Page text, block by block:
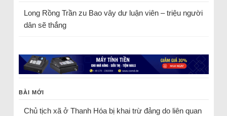
Long Rồng Trầnzu Bao vây dư luận viên – triệu người
dân sẽ thắng
BÀI MỚI
Chủ tịch xã ở Thanh Hóa bị khai trừ đảng do liên quan